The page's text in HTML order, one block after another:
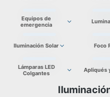
Equipos de
emergencia
Iluminación Solar Foco
Lámparas LED
Colgantes
Apliqués